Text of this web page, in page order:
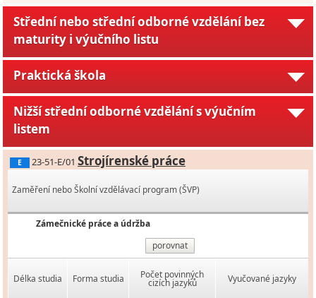
Střední nebo střední odborné vzdělání bez
maturity i výučního listu
Praktická škola
Nižší střední odborné vzdělání s výučním
listem
E 23-51-E/01 Strojírenské práce
Zaměření nebo Školní vzdělávací program (ŠVP)
Zámečnické práce a údržba
porovnat
Délka studia Forma studia Počet povinných
cizích jazyků Vyučované jazyky